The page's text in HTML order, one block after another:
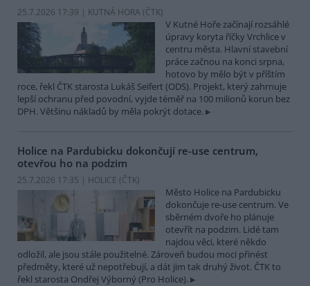
25.7.2026 17:39 | KUTNÁ HORA (ČTK)
V Kutné Hoře začínají rozsáhlé
úpravy koryta říčky Vrchlice v
centru města. Hlavní stavební
práce začnou na konci srpna,
hotovo by mělo být v příštím
roce, řekl ČTK starosta Lukáš Seifert (ODS). Projekt, který zahrnuje
lepší ochranu před povodní, vyjde téměř na 100 milionů korun bez
DPH. Většinu nákladů by měla pokrýt dotace.
Holice na Pardubicku dokončují re-use centrum,
otevřou ho na podzim
25.7.2026 17:35 | HOLICE (ČTK)
Město Holice na Pardubicku
dokončuje re-use centrum. Ve
sběrném dvoře ho plánuje
otevřít na podzim. Lidé tam
najdou věci, které někdo
odložil, ale jsou stále použitelné. Zároveň budou moci přinést
předměty, které už nepotřebují, a dát jim tak druhý život. ČTK to
řekl starosta Ondřej Výborný (Pro Holice).